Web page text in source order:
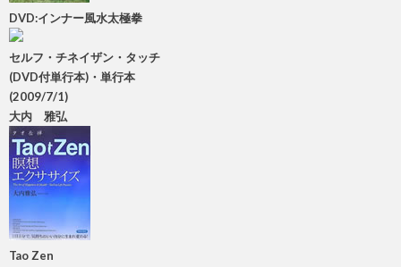
DVD:インナー風水太極拳
セルフ・チネイザン・タッチ
(DVD付単行本)・単行本
(2009/7/1)
大内 雅弘
Tao Zen